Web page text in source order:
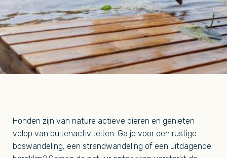
Honden zijn van nature actieve dieren en genieten
volop van buitenactiviteiten. Ga je voor een rustige
boswandeling, een strandwandeling of een uitdagende